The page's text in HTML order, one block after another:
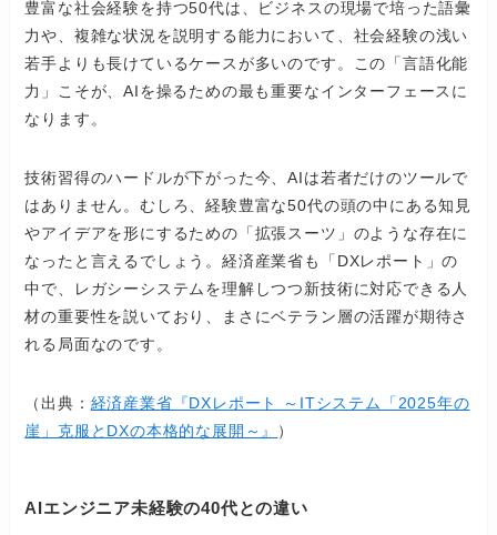
豊富な社会経験を持つ50代は、ビジネスの現場で培った語彙
力や、複雑な状況を説明する能力において、社会経験の浅い
若手よりも長けているケースが多いのです。この「言語化能
力」こそが、AIを操るための最も重要なインターフェースに
なります。
技術習得のハードルが下がった今、AIは若者だけのツールで
はありません。むしろ、経験豊富な50代の頭の中にある知見
やアイデアを形にするための「拡張スーツ」のような存在に
なったと言えるでしょう。経済産業省も「DXレポート」の
中で、レガシーシステムを理解しつつ新技術に対応できる人
材の重要性を説いており、まさにベテラン層の活躍が期待さ
れる局面なのです。
（出典： 経済産業省『DXレポート ～ITシステム「2025年の
崖」克服とDXの本格的な展開～』
）
AIエンジニア未経験の40代との違い